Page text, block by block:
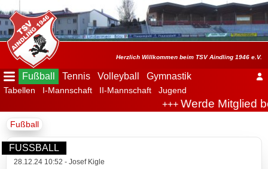
Herzlich Willkommen beim TSV Aindling 1946 e.V.
Fußball Tennis Volleyball Gymnastik
Tabellen I-Mannschaft II-Mannschaft Jugend
+++ Werde Mitglied
ausblenden
Startseite
Verein
Fußball
Fußball
FUSSBALL
28.12.24 10:52 - Josef Kigle